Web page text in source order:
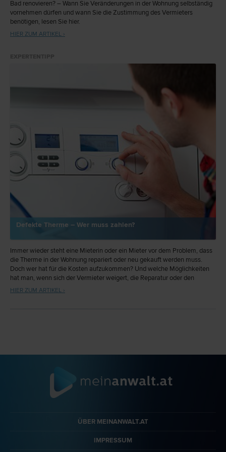
Bad renovieren? – Wann Sie Veränderungen in der Wohnung selbständig
vornehmen dürfen und wann Sie die Zustimmung des Vermieters
benötigen, lesen Sie hier.
HIER ZUM ARTIKEL ›
Defekte Therme – Wer muss zahlen?
Immer wieder steht eine Mieterin oder ein Mieter vor dem Problem, dass
die Therme in der Wohnung repariert oder neu gekauft werden muss.
Doch wer hat für die Kosten aufzukommen? Und welche Möglichkeiten
hat man, wenn sich der Vermieter weigert, die Reparatur oder den
Austausch durchzuführen?
HIER ZUM ARTIKEL ›
ÜBER MEINANWALT.AT
IMPRESSUM